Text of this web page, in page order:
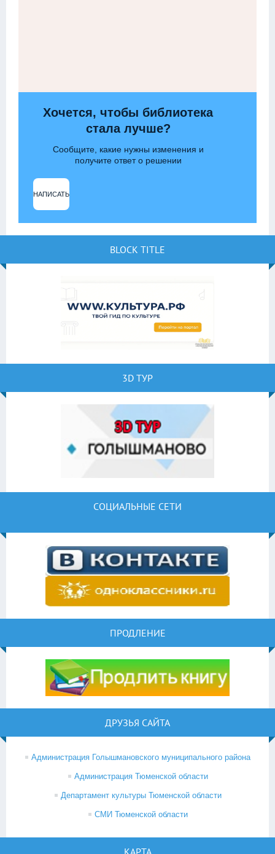
Хочется, чтобы библиотека
стала лучше?
Сообщите, какие нужны изменения и
получите ответ о решении
НАПИСАТЬ
BLOCK TITLE
3D ТУР
СОЦИАЛЬНЫЕ СЕТИ
ПРОДЛЕНИЕ
ДРУЗЬЯ САЙТА
Администрация Голышмановского муниципального района
Администрация Тюменской области
Департамент культуры Тюменской области
СМИ Тюменской области
КАРТА